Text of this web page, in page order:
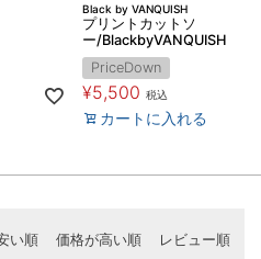
Black by VANQUISH
プリントカットソ
ー/BlackbyVANQUISH
PriceDown
¥5,500 税込
カートに入れる
い順 価格が高い順 レビュー順